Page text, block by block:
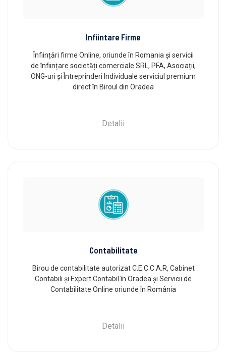
Infiintare Firme
Înființări firme Online, oriunde în Romania și servicii
de înființare societăți comerciale SRL, PFA, Asociații,
ONG-uri și Întreprinderi Individuale serviciul premium
direct în Biroul din Oradea
Detalii
Contabilitate
Birou de contabilitate autorizat C.E.C.C.A.R, Cabinet
Contabili și Expert Contabil în Oradea și Servicii de
Contabilitate Online oriunde în România
Detalii